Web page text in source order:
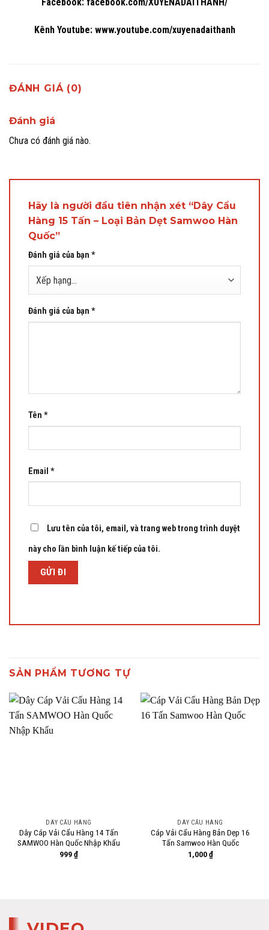
Kênh Youtube: www.youtube.com/xuyenadaithanh
ĐÁNH GIÁ (0)
Đánh giá
Chưa có đánh giá nào.
Hãy là người đầu tiên nhận xét “Dây Cẩu
Hàng 15 Tấn – Loại Bản Dẹt Samwoo Hàn
Quốc”
Đánh giá của bạn *
Đánh giá của bạn *
Tên *
Email *
Lưu tên của tôi, email, và trang web trong trình duyệt
này cho lần bình luận kế tiếp của tôi.
SẢN PHẨM TƯƠNG TỰ
DÂY CẨU HÀNG
Dây Cáp Vải Cẩu Hàng 14 Tấn
SAMWOO Hàn Quốc Nhập Khẩu
999₫
DÂY CẨU HÀNG
Cáp Vải Cẩu Hàng Bản Dẹp 16
Tấn Samwoo Hàn Quốc
1,000₫